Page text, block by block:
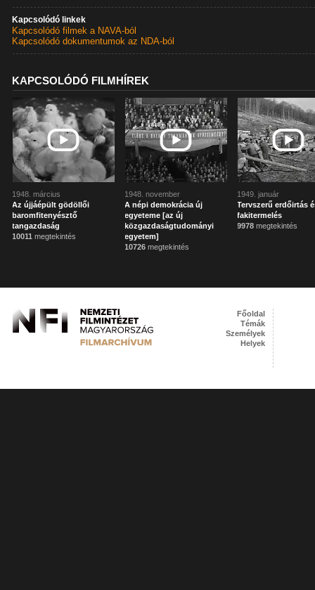
Kapcsolódó linkek
Kapcsolódó filmek a NAVA-ból
Kapcsolódó dokumentumok az NDA-ból
KAPCSOLÓDÓ FILMHÍREK
1948. március
Az újjáépült gödöllői
baromfitenyésztő
tangazdaság
10011 megtekintés
1948. november
A népi demokrácia új
egyeteme [az új
közgazdaságtudományi
egyetem]
10726 megtekintés
1949. január
Tervszerű erdőirtás
fakitermelés
9978 megtekintés
Főoldal
Témák
Személyek
Helyek